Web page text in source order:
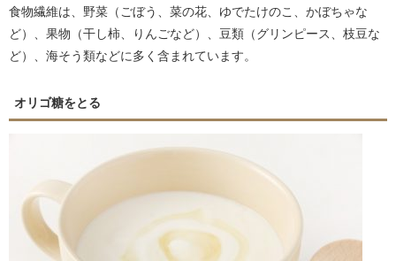
食物繊維は、野菜（ごぼう、菜の花、ゆでたけのこ、かぼちゃな
ど）、果物（干し柿、りんごなど）、豆類（グリンピース、枝豆な
ど）、海そう類などに多く含まれています。
オリゴ糖をとる